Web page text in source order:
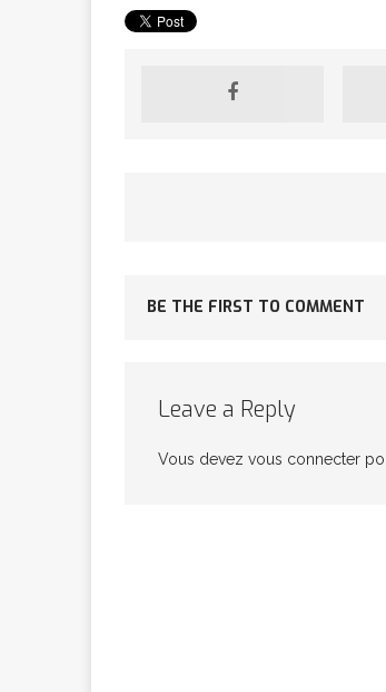
BE THE FIRST TO COMMENT
Leave a Reply
Vous devez vous connecter